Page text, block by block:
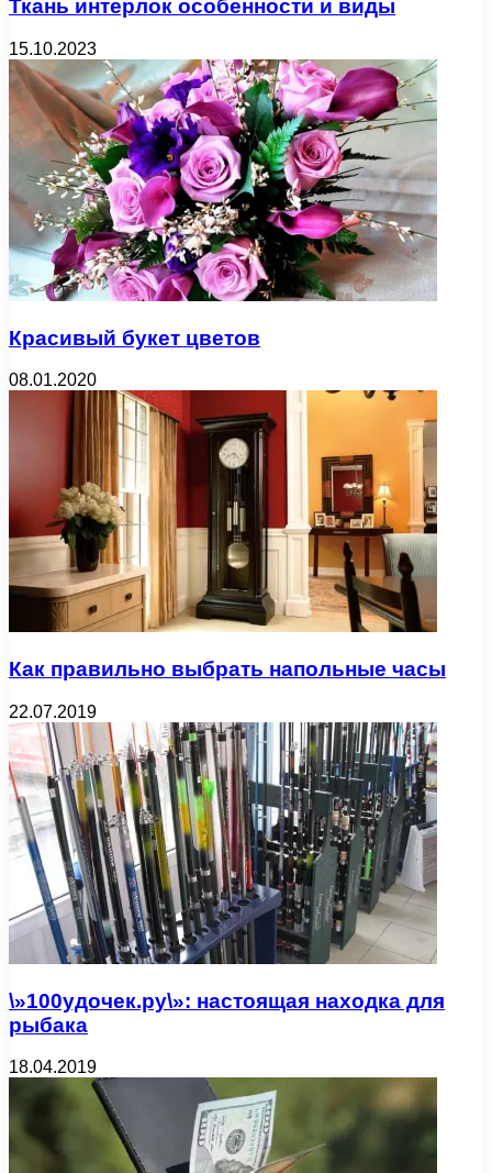
Ткань интерлок особенности и виды
15.10.2023
Красивый букет цветов
08.01.2020
Как правильно выбрать напольные часы
22.07.2019
\»100удочек.ру\»: настоящая находка для
рыбака
18.04.2019